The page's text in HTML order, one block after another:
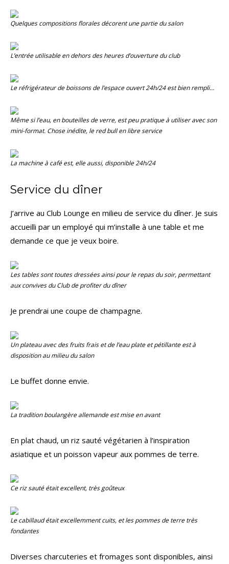
Quelques compositions florales décorent une partie du salon
L’entrée utilisable en dehors des heures d’ouverture du club
Le réfrigérateur de boissons de l’espace ouvert 24h/24 est bien rempli…
Même si l’eau, en bouteilles de verre, est peu pratique à utiliser avec son
mini-format. Chose inédite, le red bull en libre service
La machine à café est, elle aussi, disponible 24h/24
Service du dîner
J’arrive au Club Lounge en milieu de service du dîner. Je suis
accueilli par un employé qui m’installe à une table et me
demande ce que je veux boire.
Les tables sont toutes dressées ainsi pour le repas du soir, permettant
aux convives du Club de profiter du dîner
Je prendrai une coupe de champagne.
Un plateau avec des fruits frais et de l’eau plate et pétillante est à
disposition au milieu du salon
Le buffet donne envie.
La tradition boulangère allemande est mise en avant
En plat chaud, un riz sauté végétarien à l’inspiration
asiatique et un poisson vapeur aux pommes de terre.
Ce riz sauté était excellent, très goûteux
Le cabillaud était excellemment cuits, et les pommes de terre très
fondantes
Diverses charcuteries et fromages sont disponibles, ainsi